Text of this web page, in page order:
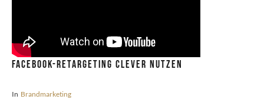
Facebook-Retargeting clever nutzen
In Brandmarketing